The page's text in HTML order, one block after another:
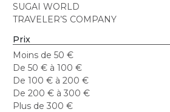
SUGAI WORLD
TRAVELER’S COMPANY
Prix
Moins de 50 €
De 50 € à 100 €
De 100 € à 200 €
De 200 € à 300 €
Plus de 300 €